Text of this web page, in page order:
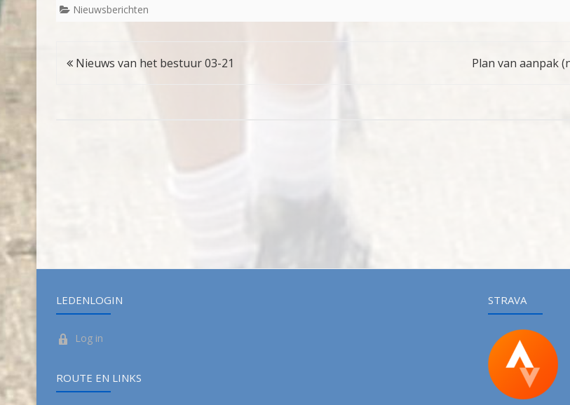
Nieuwsberichten
Bericht
Nieuws van het bestuur 03-21 Plan van aanpak
LEDENLOGIN
Log in
ROUTE EN LINKS
STRAVA